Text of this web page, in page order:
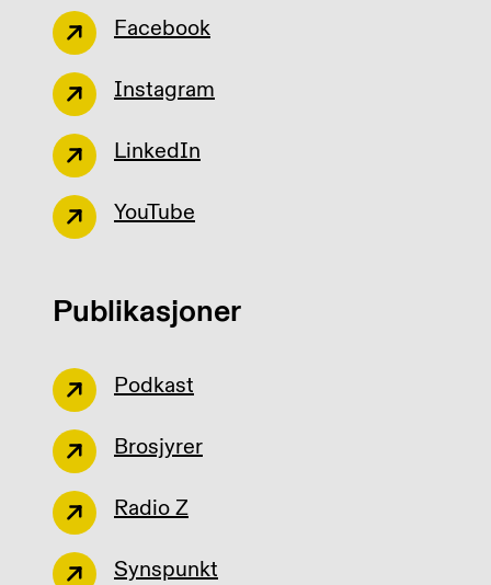
Facebook
Instagram
LinkedIn
YouTube
Publikasjoner
Podkast
Brosjyrer
Radio Z
Synspunkt